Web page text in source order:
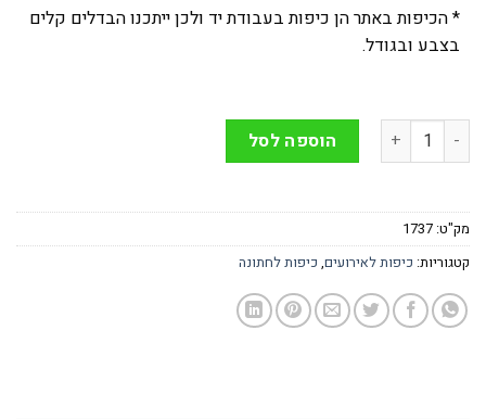
* הכיפות באתר הן כיפות בעבודת יד ולכן ייתכנו הבדלים קלים
בצבע ובגודל.
כמות של כיפה סאטן לבנה לחתונה עם הדפס בהתאמה אישית
הוספה לסל
מק"ט: 1737
קטגוריות: כיפות לאירועים, כיפות לחתונה